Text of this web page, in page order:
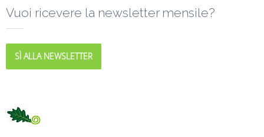
Vuoi ricevere la newsletter mensile?
SÌ ALLA NEWSLETTER